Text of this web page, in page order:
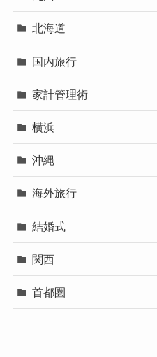
北海道
国内旅行
家計管理術
横浜
沖縄
海外旅行
結婚式
関西
首都圏